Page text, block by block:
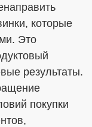
которые
Это
результаты.
покупки